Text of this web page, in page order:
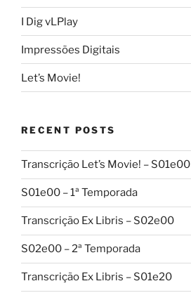
I Dig vLPlay
Impressões Digitais
Let’s Movie!
RECENT POSTS
Transcrição Let’s Movie! – S01e00
S01e00 – 1ª Temporada
Transcrição Ex Libris – S02e00
S02e00 – 2ª Temporada
Transcrição Ex Libris – S01e20